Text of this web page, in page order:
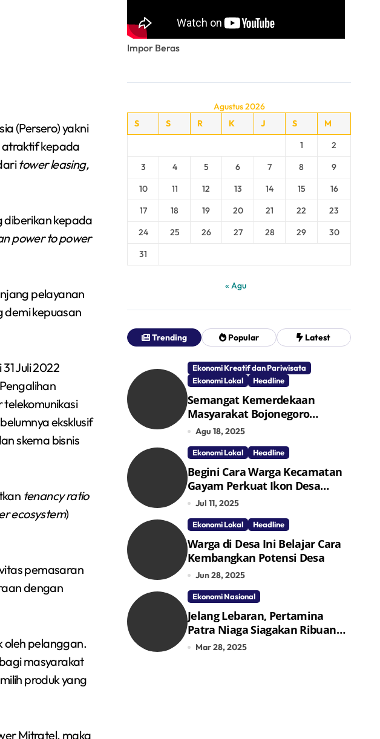
atraktif kepada
tower leasing,
diberikan kepada
power to power
pelayanan
demi kepuasan
Juli 2022
eksklusif
skema bisnis
tenancy ratio
ecosystem)
pemasaran
dengan
oleh pelanggan.
masyarakat
produk yang
Mitratel, maka
Impor Beras
Agustus 2026
S
S R K J S
M
1
2
3
4 5 6 7 8
9
10
11 12 13 14 15
16
17
18 19 20 21 22
23
24
25 26 27 28 29
30
31
« Agu
Trending Popular Latest
Ekonomi Kreatif dan Pariwisata
Ekonomi Lokal
Headline
Semangat Kemerdekaan
Masyarakat Bojonegoro
Bangun Desa Mandiri Ekonomi
Agu 18, 2025
Ekonomi Lokal Headline
Begini Cara Warga Kecamatan
Gayam Perkuat Ikon Desa
Penggerak Ekonomi Lokal
Jul 11, 2025
Ekonomi Lokal Headline
Warga di Desa Ini Belajar Cara
Kembangkan Potensi Desa
Jun 28, 2025
Ekonomi Nasional
Jelang Lebaran, Pertamina
Patra Niaga Siagakan Ribuan
Agen dan Pangkalan LPG 3 Kg
Mar 28, 2025